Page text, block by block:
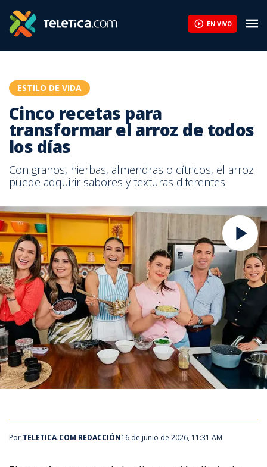
EN VIVO
ESTILO DE VIDA
Cinco recetas para
transformar el arroz de todos
los días
Con granos, hierbas, almendras o cítricos, el arroz
puede adquirir sabores y texturas diferentes.
Por TELETICA.COM REDACCIÓN16 de junio de 2026, 11:31 AM